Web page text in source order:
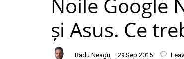
Noile Google
și Asus. Ce
Radu Neagu 29 Sep 2015